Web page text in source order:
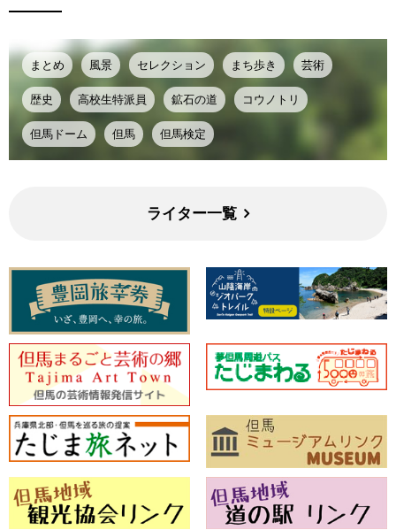
まとめ 風景 セレクション まち歩き 芸術
歴史 高校生特派員 鉱石の道 コウノトリ
但馬ドーム 但馬 但馬検定
ライター一覧